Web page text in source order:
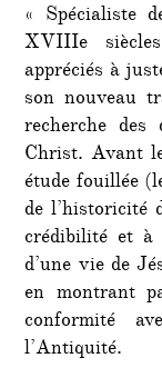
« Spécialiste
XVIIIe
appréciés à
son nouveau
recherche
Christ. Avant
étude fouillée
de l’historicité
crédibilité et à
d’une vie de
en montrant
conformité
l’Antiquité.